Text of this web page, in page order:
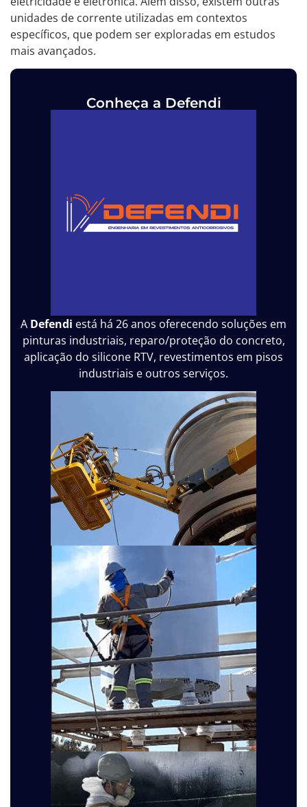
unidades de corrente utilizadas em contextos
específicos, que podem ser exploradas em estudos
mais avançados.
Conheça a Defendi
A Defendi está há 26 anos oferecendo soluções em
pinturas industriais, reparo/proteção do concreto,
aplicação do silicone RTV, revestimentos em pisos
industriais e outros serviços.